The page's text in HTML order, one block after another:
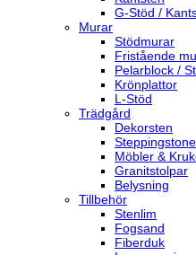
G-Stöd /
Murar
Stödmurar
Fristående
Pelarblock /
Krönplattor
L-Stöd
Trädgård
Dekorsten
Steppingstone
Möbler &
Granitstolpar
Belysning
Tillbehör
Stenlim
Fogsand
Fiberduk